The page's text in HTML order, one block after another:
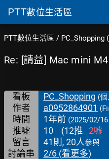
PTT數位生活區
PTT數位生活區 / PC_Shopping
Re: [請益] Mac mini
看板 PC_Shopping (
作者 a0952864901
時間 1年前 (2025/02/
推噓 10 (12推 2噓
留言
41則, 20人參與
討論串 2/6 (看更多)